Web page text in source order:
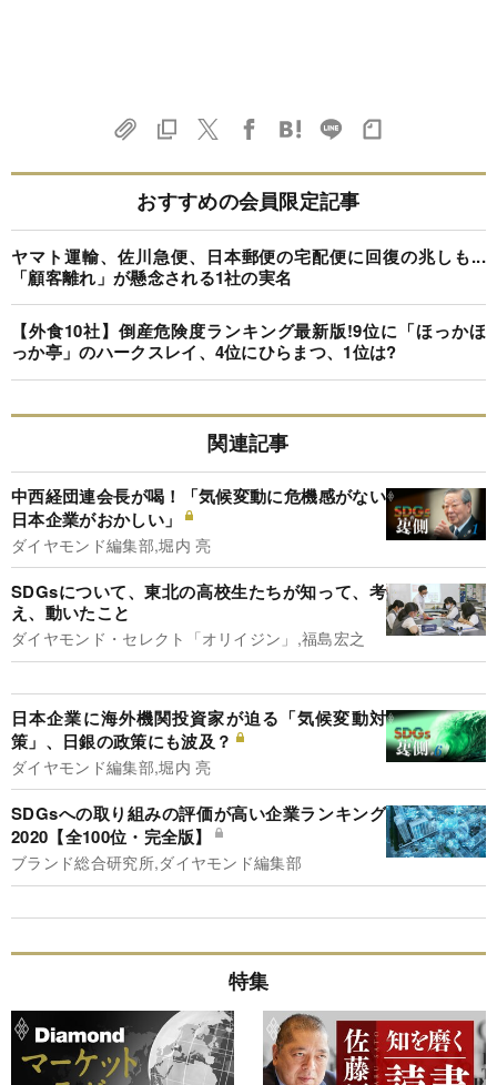
おすすめの会員限定記事
ヤマト運輸、佐川急便、日本郵便の宅配便に回復の兆しも...
「顧客離れ」が懸念される1社の実名
【外食10社】倒産危険度ランキング最新版!9位に「ほっかほ
っか亭」のハークスレイ、4位にひらまつ、1位は?
関連記事
中西経団連会長が喝！「気候変動に危機感がない
日本企業がおかしい」
ダイヤモンド編集部,堀内 亮
SDGsについて、東北の高校生たちが知って、考
え、動いたこと
ダイヤモンド・セレクト「オリイジン」,福島宏之
日本企業に海外機関投資家が迫る「気候変動対
策」、日銀の政策にも波及？
ダイヤモンド編集部,堀内 亮
SDGsへの取り組みの評価が高い企業ランキング
2020【全100位・完全版】
ブランド総合研究所,ダイヤモンド編集部
特集